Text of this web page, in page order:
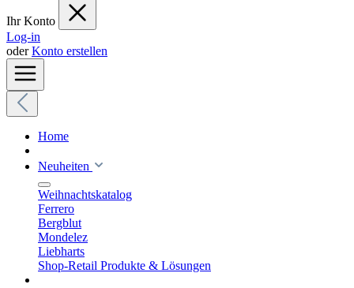
Ihr Konto
Log-in
oderKonto erstellen
Home
Neuheiten
Weihnachtskatalog
Ferrero
Bergblut
Mondelez
Liebharts
Shop-Retail Produkte & Lösungen